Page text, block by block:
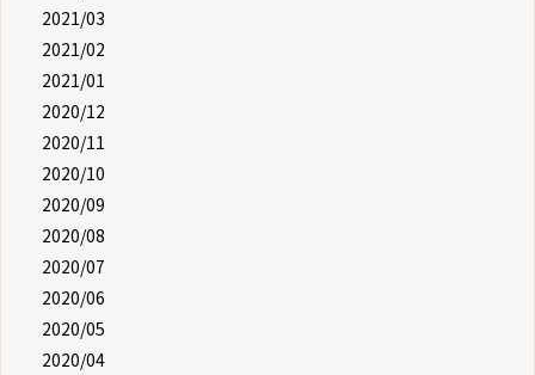
2021/03
2021/02
2021/01
2020/12
2020/11
2020/10
2020/09
2020/08
2020/07
2020/06
2020/05
2020/04